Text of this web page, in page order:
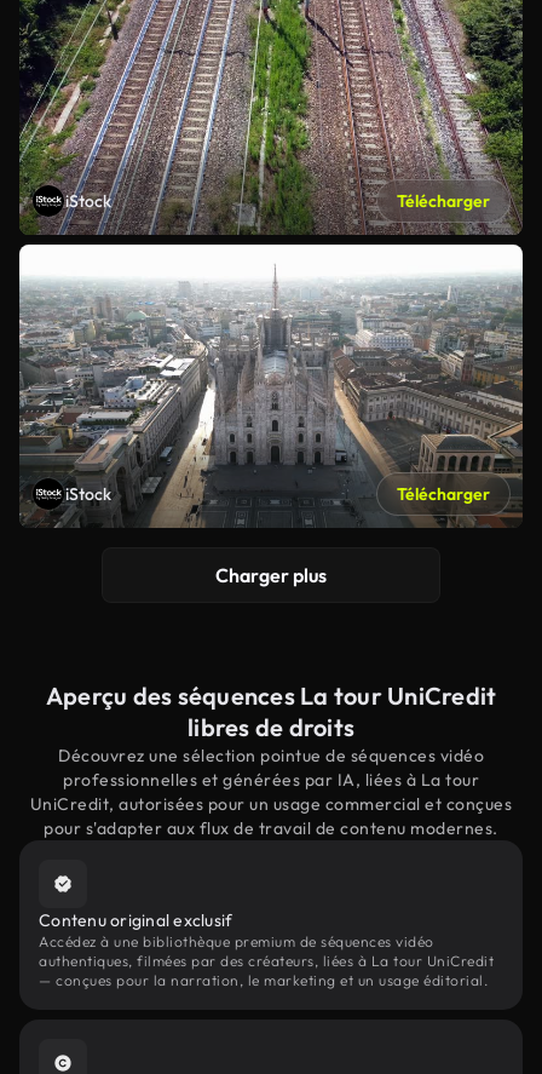
iStock Télécharger
iStock Télécharger
Charger plus
Aperçu des séquences La tour UniCredit
libres de droits
Découvrez une sélection pointue de séquences vidéo
professionnelles et générées par IA, liées à La tour
UniCredit, autorisées pour un usage commercial et conçues
pour s'adapter aux flux de travail de contenu modernes.
Contenu original exclusif
Accédez à une bibliothèque premium de séquences vidéo
authentiques, filmées par des créateurs, liées à La tour UniCredit
— conçues pour la narration, le marketing et un usage éditorial.